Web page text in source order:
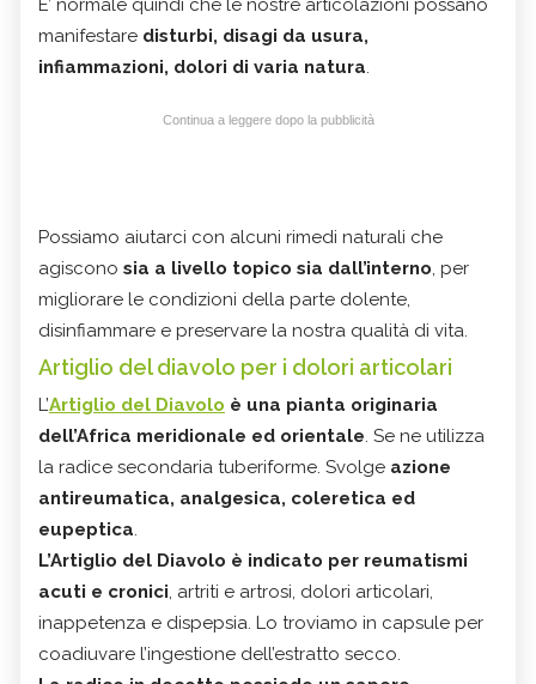
E’ normale quindi che le nostre articolazioni possano
manifestare disturbi, disagi da usura,
infiammazioni, dolori di varia natura.
Continua a leggere dopo la pubblicità
Possiamo aiutarci con alcuni rimedi naturali che
agiscono sia a livello topico sia dall’interno, per
migliorare le condizioni della parte dolente,
disinfiammare e preservare la nostra qualità di vita.
Artiglio del diavolo per i dolori articolari
L’Artiglio del Diavolo è una pianta originaria
dell’Africa meridionale ed orientale. Se ne utilizza
la radice secondaria tuberiforme. Svolge azione
antireumatica, analgesica, coleretica ed
eupeptica.
L’Artiglio del Diavolo è indicato per reumatismi
acuti e cronici, artriti e artrosi, dolori articolari,
inappetenza e dispepsia. Lo troviamo in capsule per
coadiuvare l’ingestione dell’estratto secco.